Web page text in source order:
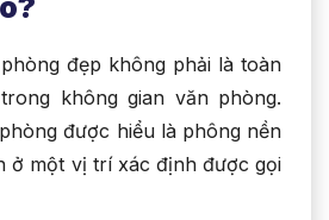
đẹp không phải là toàn
không gian văn phòng.
được hiểu là phông nền
ở một vị trí xác định được gọi